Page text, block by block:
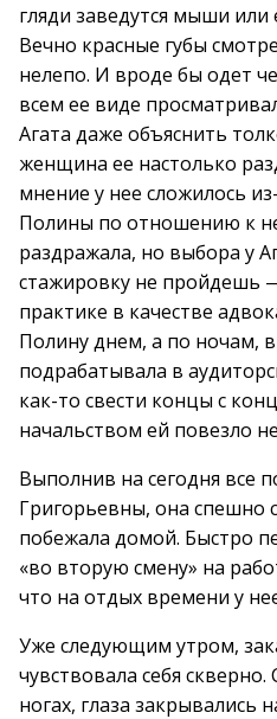
гляди заведутся мыши
Вечно красные губы
нелепо. И вроде бы одет
всем ее виде
Агата даже объяснить
женщина ее настолько
мнение у нее сложилось
Полины по отношению к
раздражала, но выбора у
стажировку не пройдешь
практике в качестве
Полину днем, а по ночам,
подрабатывала в
как-то свести концы с
начальством ей повезло
Выполнив на сегодня все
Григорьевны, она спешно
побежала домой. Быстро
«во вторую смену» на
что на отдых времени у
Уже следующим утром,
чувствовала себя
ногах, глаза закрывались